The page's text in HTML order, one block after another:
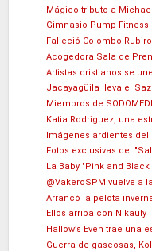
Mágico tributo a
Gimnasio Pump
Falleció Colombo
Acogedora Sala de
Artistas cristianos se
Jacayagüila lleva el
Miembros de
Katia Rodriguez, una
Imágenes ardientes del
Fotos exclusivas del
La Baby "Pink and
@VakeroSPM vuelve a
Arrancó la pelota
Ellos arriba con Nikauly
Hallow’s Even trae una
Guerra de gaseosas,